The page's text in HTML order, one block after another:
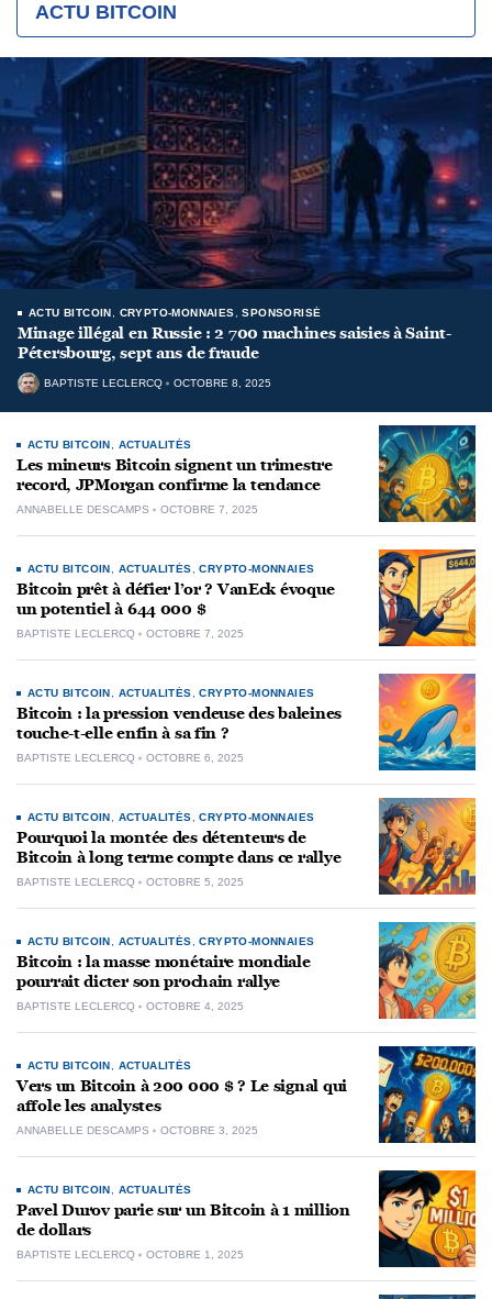
ACTU BITCOIN
ACTU BITCOIN CRYPTO-MONNAIES ,SPONSORISÉ
Minage illégal en Russie : 2 700 machines saisies à Saint-
Pétersbourg, sept ans de fraude
BAPTISTE LECLERCQ OCTOBRE 8, 2025
ACTU BITCOIN ACTUALITÉS
Les mineurs Bitcoin signent un trimestre
record, JPMorgan confirme la tendance
ANNABELLE DESCAMPS OCTOBRE 7, 2025
ACTU BITCOIN ACTUALITÉS ,CRYPTO-MONNAIES
Bitcoin prêt à défier l’or ? VanEck évoque
un potentiel à 644 000 $
BAPTISTE LECLERCQ OCTOBRE 7, 2025
ACTU BITCOIN ACTUALITÉS ,CRYPTO-MONNAIES
Bitcoin : la pression vendeuse des baleines
touche-t-elle enfin à sa fin ?
BAPTISTE LECLERCQ OCTOBRE 6, 2025
ACTU BITCOIN ACTUALITÉS ,CRYPTO-MONNAIES
Pourquoi la montée des détenteurs de
Bitcoin à long terme compte dans ce rallye
BAPTISTE LECLERCQ OCTOBRE 5, 2025
ACTU BITCOIN ACTUALITÉS ,CRYPTO-MONNAIES
Bitcoin : la masse monétaire mondiale
pourrait dicter son prochain rallye
BAPTISTE LECLERCQ OCTOBRE 4, 2025
ACTU BITCOIN ACTUALITÉS
Vers un Bitcoin à 200 000 $ ? Le signal qui
affole les analystes
ANNABELLE DESCAMPS OCTOBRE 3, 2025
ACTU BITCOIN ACTUALITÉS
Pavel Durov parie sur un Bitcoin à 1 million
de dollars
BAPTISTE LECLERCQ OCTOBRE 1, 2025